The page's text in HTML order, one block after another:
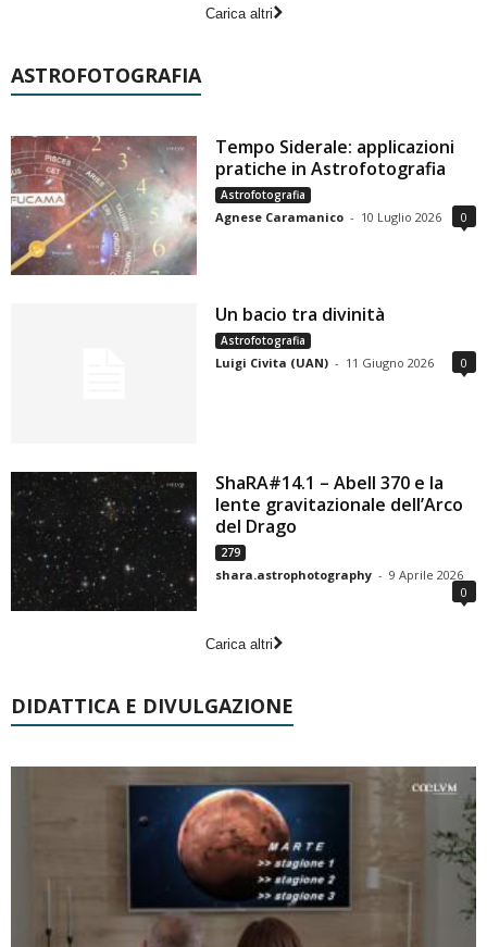
Carica altri
ASTROFOTOGRAFIA
Tempo Siderale: applicazioni
pratiche in Astrofotografia
Astrofotografia
Agnese Caramanico - 10 Luglio 2026 0
Un bacio tra divinità
Astrofotografia
Luigi Civita (UAN) - 11 Giugno 2026 0
ShaRA#14.1 – Abell 370 e la
lente gravitazionale dell’Arco
del Drago
279
shara.astrophotography - 9 Aprile 2026
0
Carica altri
DIDATTICA E DIVULGAZIONE